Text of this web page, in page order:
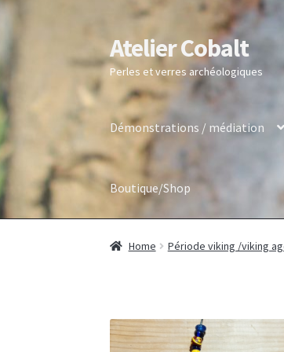
Skip
to
navigation
Skip
to
content
Atelier Cobalt
Perles et verres archéologiques
Démonstrations / médiation
Boutique/Shop
Home Période viking /viking